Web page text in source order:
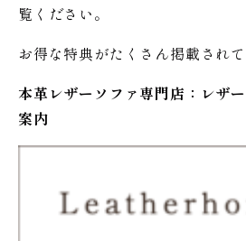
覧ください。
お得な特典がたくさん掲載されて
本革レザーソファ専門店：レザー
案内